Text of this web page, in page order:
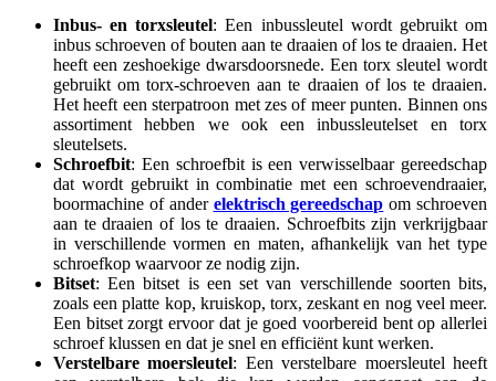
Inbus- en torxsleutel: Een inbussleutel wordt gebruikt om
inbus schroeven of bouten aan te draaien of los te draaien. Het
heeft een zeshoekige dwarsdoorsnede. Een torx sleutel wordt
gebruikt om torx-schroeven aan te draaien of los te draaien.
Het heeft een sterpatroon met zes of meer punten. Binnen ons
assortiment hebben we ook een inbussleutelset en torx
sleutelsets.
Schroefbit: Een schroefbit is een verwisselbaar gereedschap
dat wordt gebruikt in combinatie met een schroevendraaier,
boormachine of ander elektrisch gereedschap om schroeven
aan te draaien of los te draaien. Schroefbits zijn verkrijgbaar
in verschillende vormen en maten, afhankelijk van het type
schroefkop waarvoor ze nodig zijn.
Bitset: Een bitset is een set van verschillende soorten bits,
zoals een platte kop, kruiskop, torx, zeskant en nog veel meer.
Een bitset zorgt ervoor dat je goed voorbereid bent op allerlei
schroef klussen en dat je snel en efficiënt kunt werken.
Verstelbare moersleutel: Een verstelbare moersleutel heeft